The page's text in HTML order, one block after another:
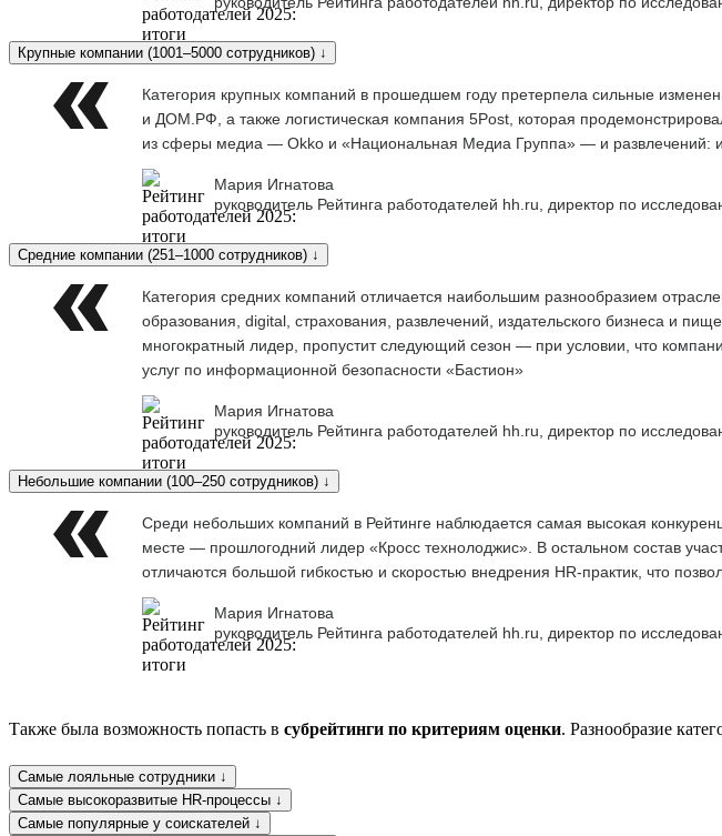
Крупные компании (1001–5000 сотрудников) ↓
Категория крупных компаний в прошедшем году претерпела сильные
и ДОМ.РФ, а также логистическая компания 5Post, которая
из сферы медиа — Okko и «Национальная Медиа Группа» — и развлечений:
Мария Игнатова
руководитель Рейтинга работодателей hh.ru, директор по
Средние компании (251–1000 сотрудников) ↓
Категория средних компаний отличается наибольшим разнообразием
образования, digital, страхования, развлечений, издательского бизнеса и
многократный лидер, пропустит следующий сезон — при условии, что
услуг по информационной безопасности «Бастион»
Мария Игнатова
руководитель Рейтинга работодателей hh.ru, директор по
Небольшие компании (100–250 сотрудников) ↓
Среди небольших компаний в Рейтинге наблюдается самая высокая
месте — прошлогодний лидер «Кросс технолоджис». В остальном состав
отличаются большой гибкостью и скоростью внедрения HR-практик, что
Мария Игнатова
руководитель Рейтинга работодателей hh.ru, директор по
Также была возможность попасть в субрейтинги по критериям оценки. Разнообразие
Самые лояльные сотрудники ↓
Самые высокоразвитые HR-процессы ↓
Самые популярные у соискателей ↓